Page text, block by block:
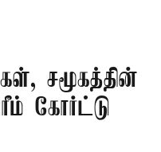
சமூகத்தின்
கோர்ட்டு